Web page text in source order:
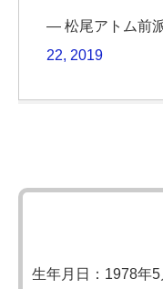
— 松尾アトム前
22, 2019
生年月日：1978年5